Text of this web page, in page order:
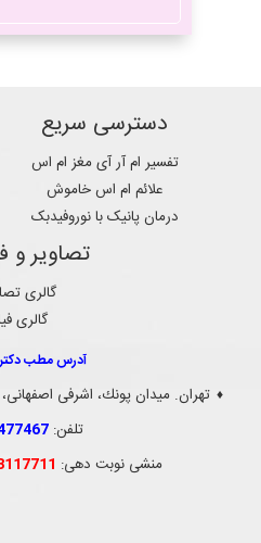
آتروفی مغز
نوروتراپی
دسترسی سریع
تفسیر ام آر آی مغز ام اس
علائم ام اس خاموش
درمان پانیک با نوروفیدبک
تصاویر و
گالری
گالری
آدرس مطب
♦ تهران. ميدان پونك، اشرفی اصفهانی، نبش
تلفن:
منشی نوبت دهی: